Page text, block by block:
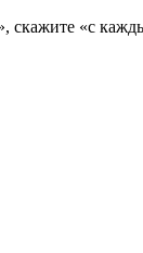
скажите «с